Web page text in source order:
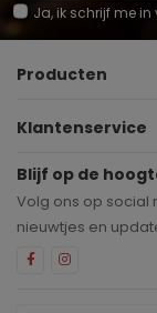
Ja, ik schrijf me
Producten
Klantenservice
Blijf op de
Volg ons op social
nieuwtjes en